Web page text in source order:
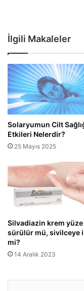
İlgili Makaleler
Solaryumun Cilt
Etkileri Nelerdir?
25 Mayıs 2025
Silvadiazin krem yüze
sürülür mü, sivilceye
mi?
14 Aralık 2023